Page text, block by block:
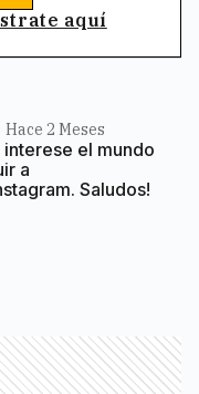
aquí
Hace 2 Meses
el mundo
a
Saludos!